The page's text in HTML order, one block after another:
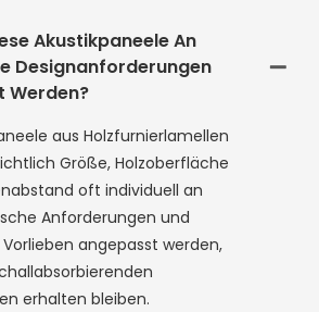
Akustikpaneele An
Designanforderungen
Werden?
aus Holzfurnierlamellen
Größe, Holzoberfläche
oft individuell an
Anforderungen und
angepasst werden,
erhalten bleiben.